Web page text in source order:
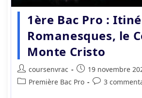
1ère Bac Pro :
Romanesques, le
Monte Cristo
Auteur/autrice
de
coursenvrac
Publication
publiée :
19 novembre
PostPremière Bac Pro
Commentaires
3